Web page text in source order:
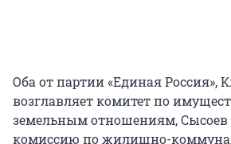
Оба от партии «Единая Россия»,
возглавляет комитет по
земельным отношениям,
комиссию по жилищно-